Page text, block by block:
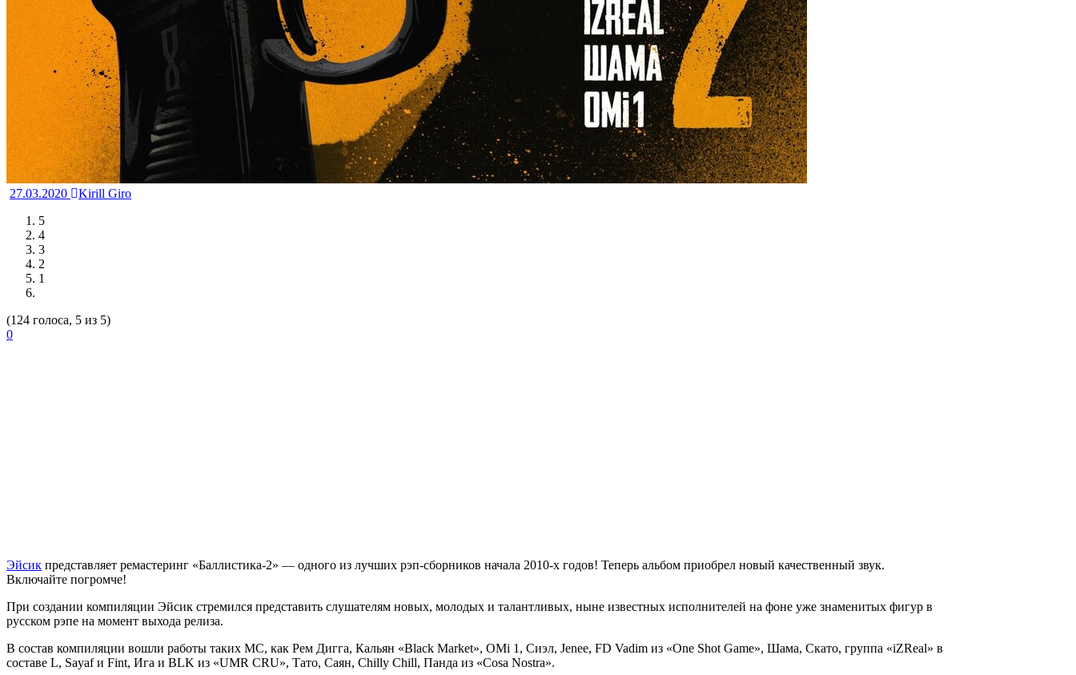
27.03.2020
Kirill Giro
5
4
3
2
1
(124 голоса, 5 из 5)
0
Эйсик представляет ремастеринг «Баллистика-2» — одного из лучших рэп-сборников начала 2010-х годов! Теперь альбом приобрел новый качественный звук.
Включайте погромче!
При создании компиляции Эйсик стремился представить слушателям новых, молодых и талантливых, ныне известных исполнителей на фоне уже знаменитых фигур в
русском рэпе на момент выхода релиза.
В состав компиляции вошли работы таких МС, как Рем Дигга, Кальян «Black Market», ОМi 1, Сиэл, Jenee, FD Vadim из «One Shot Game», Шама, Скато, группа «iZReal» в
составе L, Sayaf и Fint, Ига и BLK из «UMR CRU», Тато, Саян, Chilly Chill, Панда из «Cosa Nostra».